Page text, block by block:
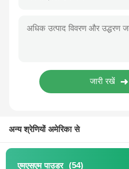
एमएसएम हेयर पाउडर
शुद्ध एमएसएम क्रिस्टल
अन्य श्रेणियों अमेरिका से
एमएसएम पाउडर (54)